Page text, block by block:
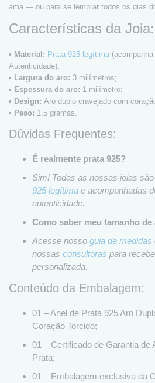
ama — ou para se lembrar todos os dias
Características da Joia:
• Material: Prata 925 legítima
Autenticidade);
• Largura do aro: 3 milímetros;
• Espessura do aro: 1 milímetro;
• Design: Aro duplo cravejado com
• Peso: 1,5 gramas.
Dúvidas Frequentes:
É realmente prata 925?
Sim! Todas as nossas joias
925 legítima e acompanhadas
autenticidade.
Como saber meu tamanho de
Acesse nosso guia de medidas
nossas consultoras para
personalizada.
Conteúdo da Embalagem:
01 – Anel de Prata 925 Aro
Coração Torcido;
01 – Certificado de Garantia de
Prata;
01 – Embalagem exclusiva da